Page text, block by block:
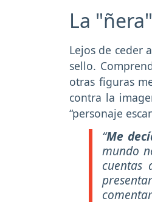
La
Lejos de ceder
sello.
otras figuras
contra la
“personaje
“Me
mundo
cuentas